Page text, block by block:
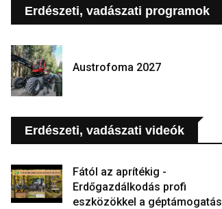
Erdészeti, vadászati programok
Austrofoma 2027
Erdészeti, vadászati videók
Fától az aprítékig -
Erdőgazdálkodás profi
eszközökkel a géptámogatás